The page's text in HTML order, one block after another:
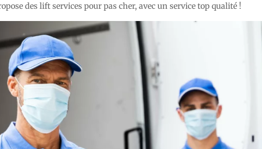
des lift services pour pas cher, avec un service top qualité !